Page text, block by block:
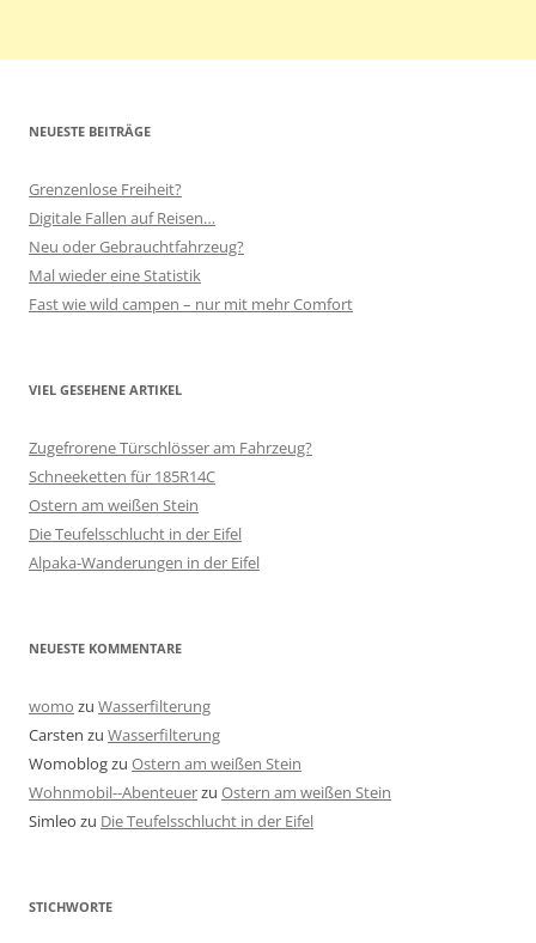
NEUESTE BEITRÄGE
Grenzenlose Freiheit?
Digitale Fallen auf Reisen…
Neu oder Gebrauchtfahrzeug?
Mal wieder eine Statistik
Fast wie wild campen – nur mit mehr Comfort
VIEL GESEHENE ARTIKEL
Zugefrorene Türschlösser am Fahrzeug?
Schneeketten für 185R14C
Ostern am weißen Stein
Die Teufelsschlucht in der Eifel
Alpaka-Wanderungen in der Eifel
NEUESTE KOMMENTARE
womo zu Wasserfilterung
Carsten zu Wasserfilterung
Womoblogzu Ostern am weißen Stein
Wohnmobil--Abenteuerzu Ostern am weißen Stein
Simleo zu Die Teufelsschlucht in der Eifel
STICHWORTE